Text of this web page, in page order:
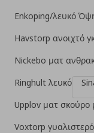
Enkoping/λευκό
Havstorp ανοιχτό
Nickebo ματ
Ringhult λευκό
Upplov ματ σκούρο
Voxtorp